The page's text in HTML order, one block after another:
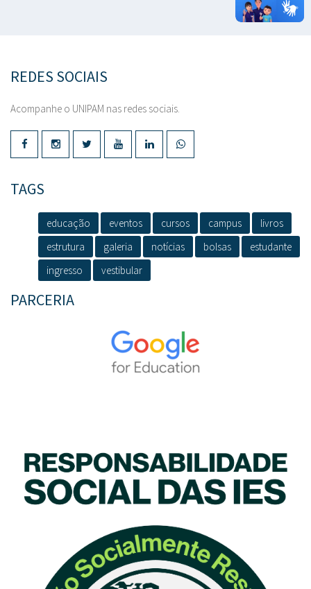
REDES SOCIAIS
Acompanhe o UNIPAM nas redes sociais.
TAGS
educação eventos cursos campus
livros
estrutura
galeria notícias bolsas
estudante
ingresso
vestibular
PARCERIA